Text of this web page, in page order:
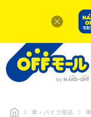
車・バイク用品